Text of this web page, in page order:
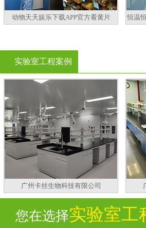
动物天天娱乐下载APP官方看黄片 恒温
实验室工程案例
广州卡丝生物科技有限公司
您在选择实验室工